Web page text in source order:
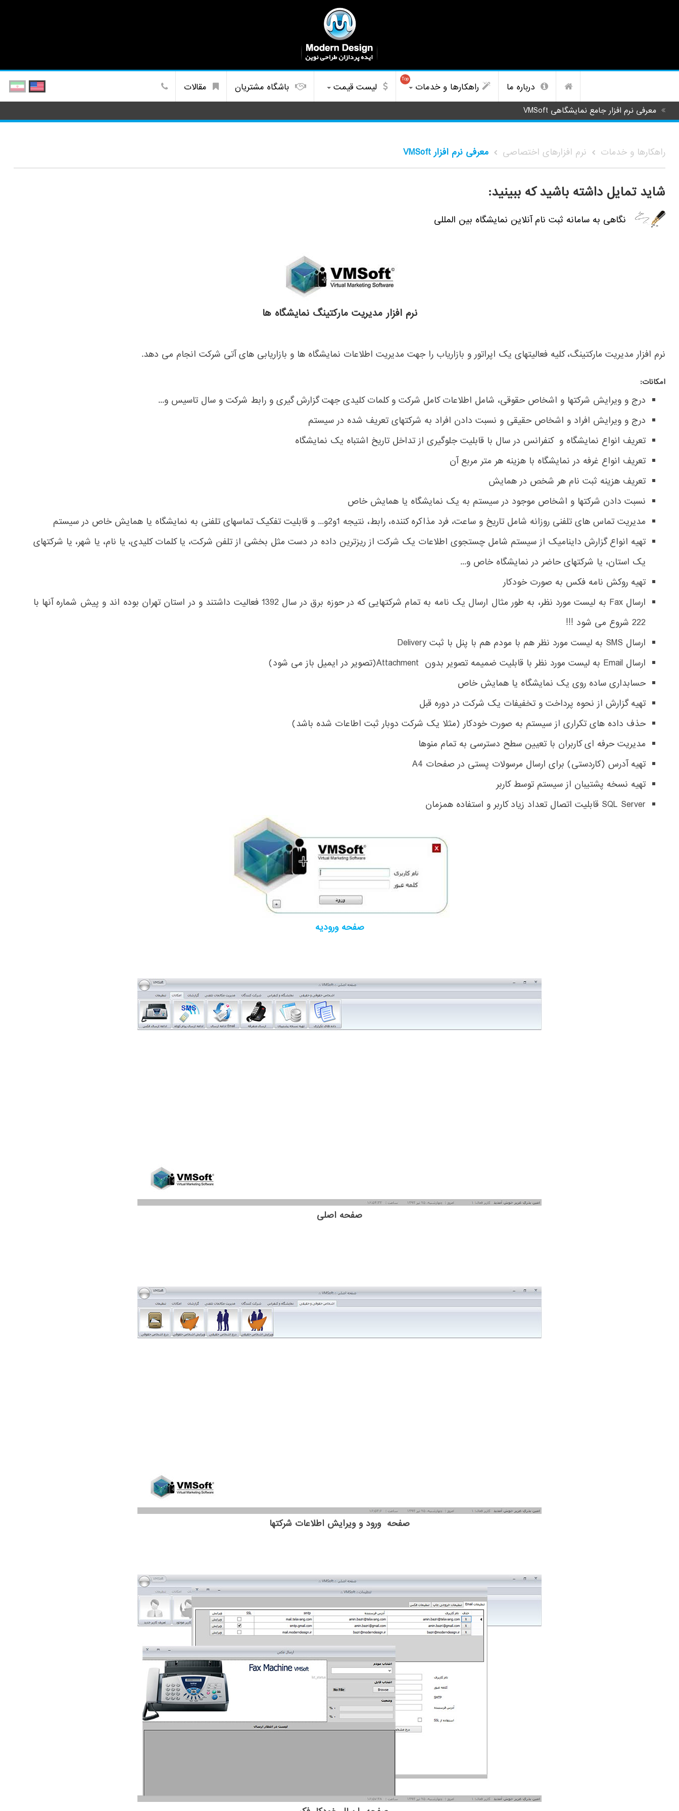
مقالات باشگاه مشتریان لیست قیمت
Top
راهکارها و خدمات درباره ما
معرفی نرم افزار جامع نمایشگاهی VMSoft
راهکارها و خدمات نرم افزارهای اختصاصی معرفی نرم افزار VMSoft
شاید تمایل داشته باشید که ببینید:
نگاهی به سامانه ثبت نام آنلاین نمایشگاه بین المللی
نرم افزار مدیریت مارکتینگ نمایشگاه ها
نرم افزار مدیریت مارکتینگ، کلیه فعالیتهای یک اپراتور و بازاریاب را جهت مدیریت اطلاعات نمایشگاه ها و بازاریابی های آتی شرکت انجام می دهد.
امکانات:
درج و ویرایش شرکتها و اشخاص حقوقی، شامل اطلاعات کامل شرکت و کلمات کلیدی جهت گزارش گیری و رابط شرکت و سال تاسیس و...
درج و ویرایش افراد و اشخاص حقیقی و نسبت دادن افراد به شرکتهای تعریف شده در سیستم
تعریف انواع نمایشگاه و کنفرانس در سال با قابلیت جلوگیری از تداخل تاریخ اشتباه یک نمایشگاه
تعریف انواع غرفه در نمایشگاه با هزینه هر متر مربع آن
تعریف هزینه ثبت نام هر شخص در همایش
نسبت دادن شرکتها و اشخاص موجود در سیستم به یک نمایشگاه یا همایش خاص
مدیریت تماس های تلفنی روزانه شامل تاریخ و ساعت، فرد مذاکره کننده، رابط، نتیجه 1و2و... و قابلیت تفکیک تماسهای تلفنی به نمایشگاه یا همایش خاص در سیستم
تهیه انواع گزارش داینامیک از سیستم شامل چستجوی اطلاعات یک شرکت از ریزترین داده در دست مثل بخشی از تلفن شرکت، یا کلمات کلیدی، یا نام، یا شهر، یا شرکتهای
یک استان، یا شرکتهای حاضر در نمایشگاه خاص و...
تهیه روکش نامه فکس به صورت خودکار
ارسال Fax به لیست مورد نظر، به طور مثال ارسال یک نامه به تمام شرکتهایی که در حوزه برق در سال 1392 فعالیت داشتند و در استان تهران بوده اند و پیش شماره آنها با
222 شروع می شود !!!
ارسال SMS به لیست مورد نظر هم با مودم هم با پنل با ثبت Delivery
ارسال Email به لیست مورد نظر با قابلیت ضمیمه تصویر بدون Attachment(تصویر در ایمیل باز می شود)
حسابداری ساده روی یک نمایشگاه یا همایش خاص
تهیه گزارش از نحوه پرداخت و تخفیفات یک شرکت در دوره قبل
حذف داده های تکراری از سیستم به صورت خودکار (مثلا یک شرکت دوبار ثبت اطاعات شده باشد)
مدیریت حرفه ای کاربران با تعیین سطح دسترسی به تمام منوها
تهیه آدرس (کاردستی) برای ارسال مرسولات پستی در صفحات A4
تهیه نسخه پشتیبان از سیستم توسط کاربر
SQL Server قابلیت اتصال تعداد زیاد کاربر و استفاده همزمان
صفحه ورودیه
صفحه اصلی
صفحه ورود و ویرایش اطلاعات شرکتها